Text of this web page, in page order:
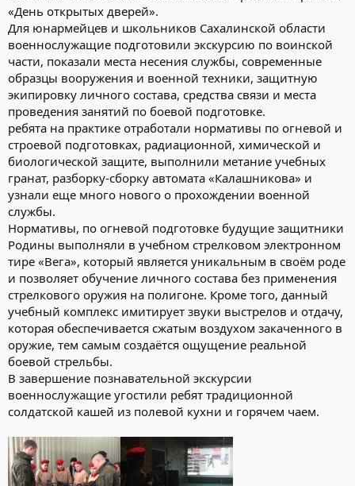
«День открытых дверей».
Для юнармейцев и школьников Сахалинской области
военнослужащие подготовили экскурсию по воинской
части, показали места несения службы, современные
образцы вооружения и военной техники, защитную
экипировку личного состава, средства связи и места
проведения занятий по боевой подготовке.
ребята на практике отработали нормативы по огневой и
строевой подготовках, радиационной, химической и
биологической защите, выполнили метание учебных
гранат, разборку-сборку автомата «Калашникова» и
узнали еще много нового о прохождении военной
службы.
Нормативы, по огневой подготовке будущие защитники
Родины выполняли в учебном стрелковом электронном
тире «Вега», который является уникальным в своём роде
и позволяет обучение личного состава без применения
стрелкового оружия на полигоне. Кроме того, данный
учебный комплекс имитирует звуки выстрелов и отдачу,
которая обеспечивается сжатым воздухом закаченного в
оружие, тем самым создаётся ощущение реальной
боевой стрельбы.
В завершение познавательной экскурсии
военнослужащие угостили ребят традиционной
солдатской кашей из полевой кухни и горячем чаем.